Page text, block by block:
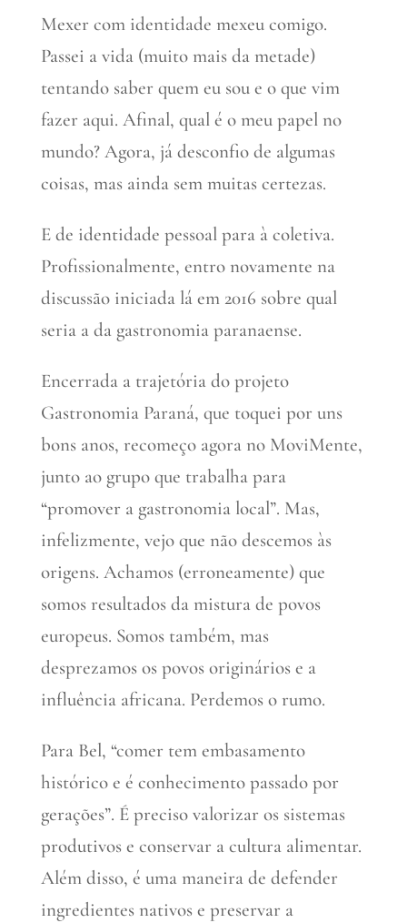
Mexer com identidade mexeu comigo.
Passei a vida (muito mais da metade)
tentando saber quem eu sou e o que vim
fazer aqui. Afinal, qual é o meu papel no
mundo? Agora, já desconfio de algumas
coisas, mas ainda sem muitas certezas.
E de identidade pessoal para à coletiva.
Profissionalmente, entro novamente na
discussão iniciada lá em 2016 sobre qual
seria a da gastronomia paranaense.
Encerrada a trajetória do projeto
Gastronomia Paraná, que toquei por uns
bons anos, recomeço agora no MoviMente,
junto ao grupo que trabalha para
“promover a gastronomia local”. Mas,
infelizmente, vejo que não descemos às
origens. Achamos (erroneamente) que
somos resultados da mistura de povos
europeus. Somos também, mas
desprezamos os povos originários e a
influência africana. Perdemos o rumo.
Para Bel, “comer tem embasamento
histórico e é conhecimento passado por
gerações”. É preciso valorizar os sistemas
produtivos e conservar a cultura alimentar.
Além disso, é uma maneira de defender
ingredientes nativos e preservar a